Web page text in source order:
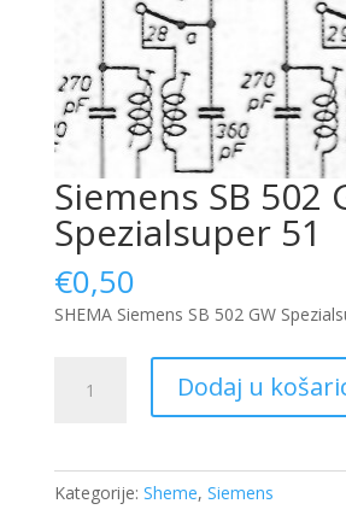
Siemens SB 502
Spezialsuper 51
€0,50
SHEMA Siemens SB 502 GW
Dodaj u
Kategorije: Sheme, Siemens